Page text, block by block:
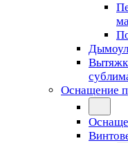
Оснащение